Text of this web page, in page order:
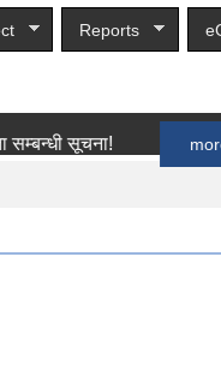
Reports
सूचना!